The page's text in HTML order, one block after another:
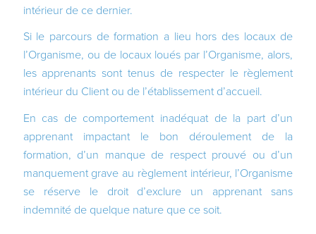
intérieur de ce dernier.
Si le parcours de formation a lieu hors des locaux de
l’Organisme, ou de locaux loués par l’Organisme, alors,
les apprenants sont tenus de respecter le règlement
intérieur du Client ou de l’établissement d’accueil.
En cas de comportement inadéquat de la part d’un
apprenant impactant le bon déroulement de la
formation, d’un manque de respect prouvé ou d’un
manquement grave au règlement intérieur, l’Organisme
se réserve le droit d’exclure un apprenant sans
indemnité de quelque nature que ce soit.